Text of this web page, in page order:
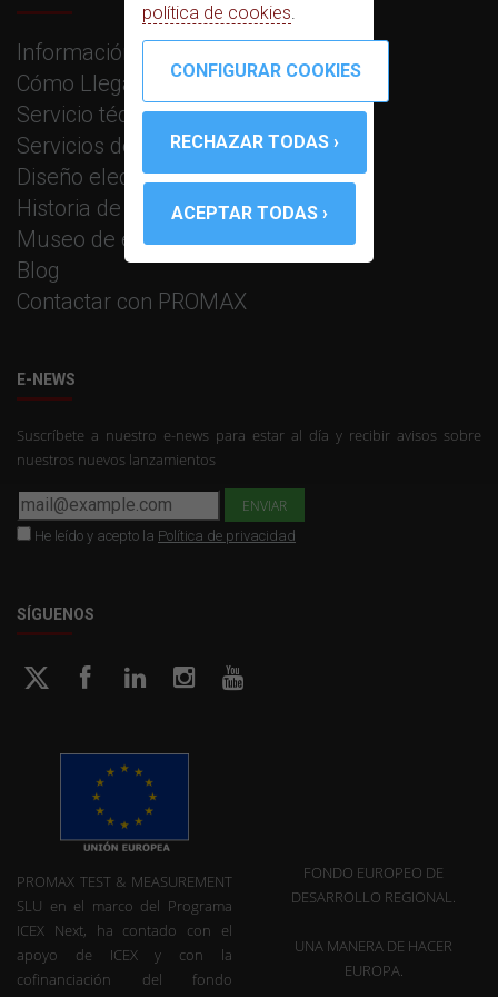
política de cookies
Información corporativa
Cómo Llegar
Servicio técnico
Servicios de fabricación
Diseño electrónico e I+D
Historia de PROMAX
Museo de equipos PROMAX
Blog
Contactar con PROMAX
E-NEWS
Suscríbete a nuestro e-news para estar al día y recibir avisos sobre
nuestros nuevos lanzamientos
He leído y acepto la Política de privacidad
SÍGUENOS
PROMAX TEST & MEASUREMENT
SLU en el marco del Programa
ICEX Next, ha contado con el
apoyo de ICEX y con la
cofinanciación del fondo
FONDO EUROPEO DE
DESARROLLO REGIONAL.
UNA MANERA DE HACER
EUROPA.